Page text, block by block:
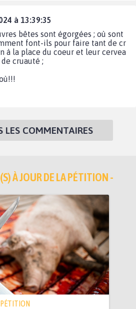
à 13:39:35
bêtes sont égorgées ; où sont
font-ils pour faire tant de cr
à la place du coeur et leur cervea
cruauté ;
LES COMMENTAIRES
À JOUR DE LA PÉTITION -
PÉTITION